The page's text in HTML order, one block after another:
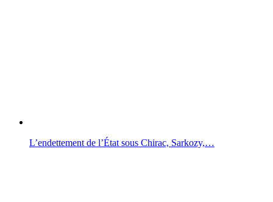
L’endettement de l’État sous Chirac, Sarkozy,…